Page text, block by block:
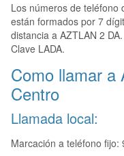
Los números de teléfono
están formados por 7
distancia a AZTLAN 2
Clave LADA.
Como llamar a
Centro
Llamada local:
Marcación a teléfono